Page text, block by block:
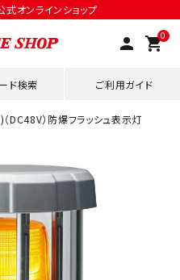
オンラインショップ
person 0
shopping_cart
ド検索 ご利用ガイド
録
DC48V）防爆フラッシュ表示灯